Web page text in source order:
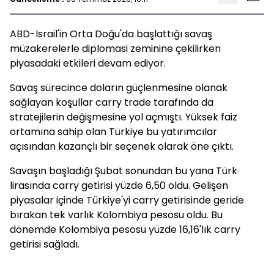
ABD-İsrail'in Orta Doğu'da başlattığı savaş
müzakerelerle diplomasi zeminine çekilirken
piyasadaki etkileri devam ediyor.
Savaş sürecince doların güçlenmesine olanak
sağlayan koşullar carry trade tarafında da
stratejilerin değişmesine yol açmıştı. Yüksek faiz
ortamına sahip olan Türkiye bu yatırımcılar
açısından kazançlı bir seçenek olarak öne çıktı.
Savaşın başladığı Şubat sonundan bu yana Türk
lirasında carry getirisi yüzde 6,50 oldu. Gelişen
piyasalar içinde Türkiye'yi carry getirisinde geride
bırakan tek varlık Kolombiya pesosu oldu. Bu
dönemde Kolombiya pesosu yüzde 16,16'lık carry
getirisi sağladı.